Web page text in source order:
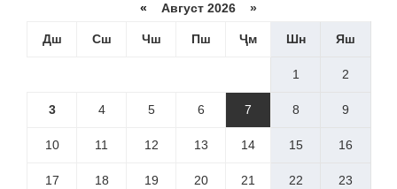
« Август 2026 »
Дш Сш Чш Пш Ҷм Шн Яш
1 2
3 4 5 6 7 8 9
10 11 12 13 14 15 16
17 18 19 20 21 22 23